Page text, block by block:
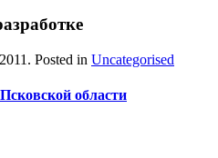
. Posted in Uncategorised
области